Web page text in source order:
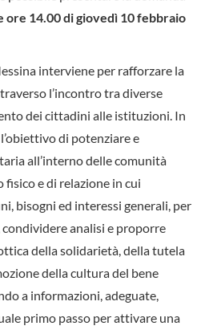
ore 14.00 di giovedì 10 febbraio
interviene per rafforzare la
l’incontro tra diverse
dei cittadini alle istituzioni. In
di potenziare e
all’interno delle comunità
fisico e di relazione in cui
bisogni ed interessi generali, per
analisi e proporre
della solidarietà, della tutela
della cultura del bene
a informazioni, adeguate,
primo passo per attivare una